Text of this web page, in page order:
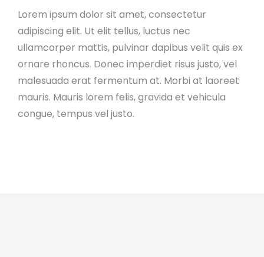
Lorem ipsum dolor sit amet, consectetur
adipiscing elit. Ut elit tellus, luctus nec
ullamcorper mattis, pulvinar dapibus velit quis ex
ornare rhoncus. Donec imperdiet risus justo, vel
malesuada erat fermentum at. Morbi at laoreet
mauris. Mauris lorem felis, gravida et vehicula
congue, tempus vel justo.